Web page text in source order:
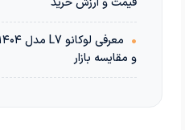
•
و مقایسه بازار